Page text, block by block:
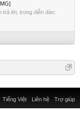
trả lời, trong diễn đàn:
Liên hệ Trợ giúp
Tiếng Việt